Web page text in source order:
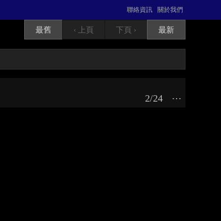
關於我們
聯絡資訊
最舊 ‹ 上頁 下頁 › 最新
⋯
2/24